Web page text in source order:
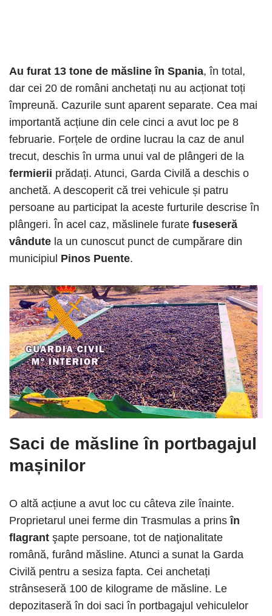
Au furat 13 tone de măsline în Spania, în total,
dar cei 20 de români anchetați nu au acționat toți
împreună. Cazurile sunt aparent separate. Cea mai
importantă acțiune din cele cinci a avut loc pe 8
februarie. Forțele de ordine lucrau la caz de anul
trecut, deschis în urma unui val de plângeri de la
fermierii prădați. Atunci, Garda Civilă a deschis o
anchetă. A descoperit că trei vehicule și patru
persoane au participat la aceste furturile descrise în
plângeri. În acel caz, măslinele furate fuseseră
vândute la un cunoscut punct de cumpărare din
municipiul Pinos Puente.
Saci de măsline în portbagajul
mașinilor
O altă acțiune a avut loc cu câteva zile înainte.
Proprietarul unei ferme din Trasmulas a prins în
flagrant şapte persoane, tot de naţionalitate
română, furând măsline. Atunci a sunat la Garda
Civilă pentru a sesiza fapta. Cei anchetați
strânseseră 100 de kilograme de măsline. Le
depozitaseră în doi saci în portbagajul vehiculelor